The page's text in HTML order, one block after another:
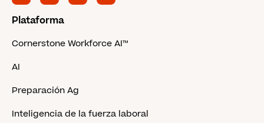
Plataforma
Cornerstone Workforce AI™
AI
Preparación Ag
Inteligencia de la fuerza laboral